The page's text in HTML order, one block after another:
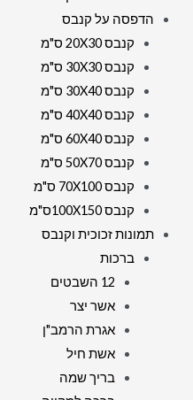
הדפסה על קנבס
קנבס 20X30 ס"מ
קנבס 30X30 ס"מ
קנבס 30X40 ס"מ
קנבס 40X40 ס"מ
קנבס 60X40 ס"מ
קנבס 50X70 ס"מ
קנבס 70X100 ס"מ
קנבס 100X150ס"מ
תמונות זכוכית וקנבס
ברכות
12 השבטים
אשר יצר
אגרת הרמב"ן
אשת חיל
בריך שמה